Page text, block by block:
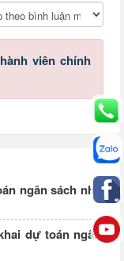
viên chính
ngân sách nhà
dự toán ngân